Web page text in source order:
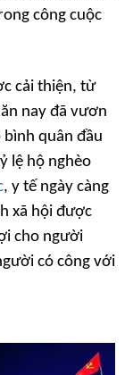
công cuộc
cải thiện, từ
nay đã vươn
bình quân đầu
lệ hộ nghèo
, y tế ngày càng
xã hội được
cho người
có công với